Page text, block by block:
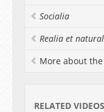
Socialia
Realia et
More about
RELATED VIDEOS